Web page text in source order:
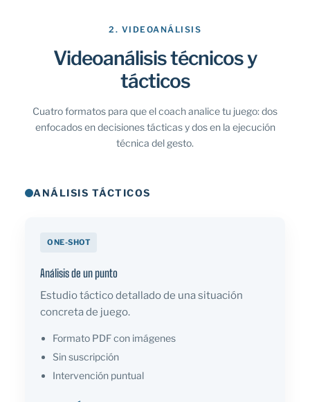
2. VIDEOANÁLISIS
Videoanálisis técnicos y
tácticos
Cuatro formatos para que el coach analice tu juego: dos
enfocados en decisiones tácticas y dos en la ejecución
técnica del gesto.
ANÁLISIS TÁCTICOS
ONE-SHOT
Análisis de un punto
Estudio táctico detallado de una situación
concreta de juego.
Formato PDF con imágenes
Sin suscripción
Intervención puntual